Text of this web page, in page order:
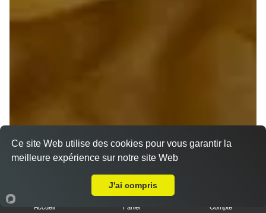
Accueil Panier Compte
Ce site Web utilise des cookies pour vous garantir la
meilleure expérience sur notre site Web
J'ai compris